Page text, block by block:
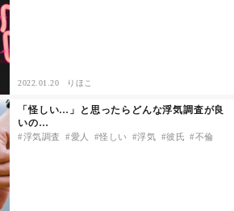
2022.01.20 りほこ
「怪しい…」と思ったらどんな浮気調査が良
いの…
浮気調査 愛人 怪しい 浮気 彼氏 不倫